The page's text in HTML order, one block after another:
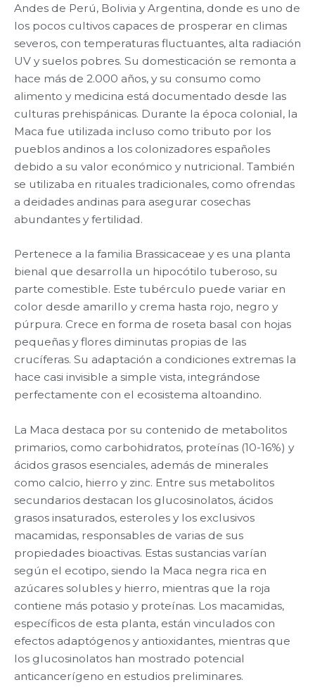
Andes de Perú, Bolivia y Argentina, donde es uno de
los pocos cultivos capaces de prosperar en climas
severos, con temperaturas fluctuantes, alta radiación
UV y suelos pobres. Su domesticación se remonta a
hace más de 2.000 años, y su consumo como
alimento y medicina está documentado desde las
culturas prehispánicas. Durante la época colonial, la
Maca fue utilizada incluso como tributo por los
pueblos andinos a los colonizadores españoles
debido a su valor económico y nutricional. También
se utilizaba en rituales tradicionales, como ofrendas
a deidades andinas para asegurar cosechas
abundantes y fertilidad.
Pertenece a la familia Brassicaceae y es una planta
bienal que desarrolla un hipocótilo tuberoso, su
parte comestible. Este tubérculo puede variar en
color desde amarillo y crema hasta rojo, negro y
púrpura. Crece en forma de roseta basal con hojas
pequeñas y flores diminutas propias de las
crucíferas. Su adaptación a condiciones extremas la
hace casi invisible a simple vista, integrándose
perfectamente con el ecosistema altoandino.
La Maca destaca por su contenido de metabolitos
primarios, como carbohidratos, proteínas (10-16%) y
ácidos grasos esenciales, además de minerales
como calcio, hierro y zinc. Entre sus metabolitos
secundarios destacan los glucosinolatos, ácidos
grasos insaturados, esteroles y los exclusivos
macamidas, responsables de varias de sus
propiedades bioactivas. Estas sustancias varían
según el ecotipo, siendo la Maca negra rica en
azúcares solubles y hierro, mientras que la roja
contiene más potasio y proteínas. Los macamidas,
específicos de esta planta, están vinculados con
efectos adaptógenos y antioxidantes, mientras que
los glucosinolatos han mostrado potencial
anticancerígeno en estudios preliminares.